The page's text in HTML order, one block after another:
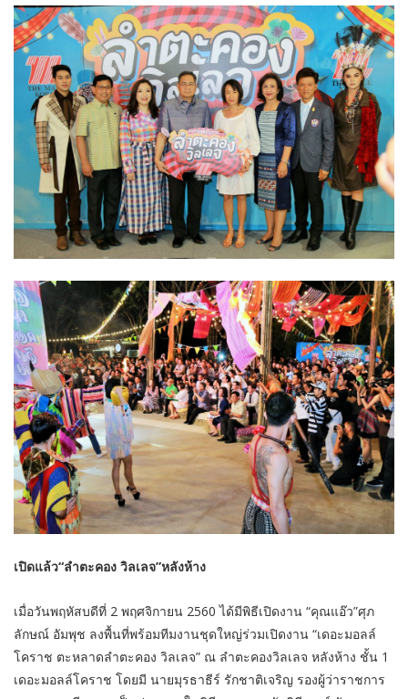
เปิดแล้ว“ลำตะคอง วิลเลจ”หลังห้าง
เมื่อวันพฤหัสบดีที่ 2 พฤศจิกายน 2560 ได้มีพิธีเปิดงาน “คุณแอ๊ว”ศุภ
ลักษณ์ อัมพุช ลงพื้นที่พร้อมทีมงานชุดใหญ่ร่วมเปิดงาน “เดอะมอลล์
โคราช ตะหลาดลำตะคอง วิลเลจ” ณ ลำตะคองวิลเลจ หลังห้าง ชั้น 1
เดอะมอลล์โคราช โดยมี นายมุรธาธีร์ รักชาติเจริญ รองผู้ว่าราชการ